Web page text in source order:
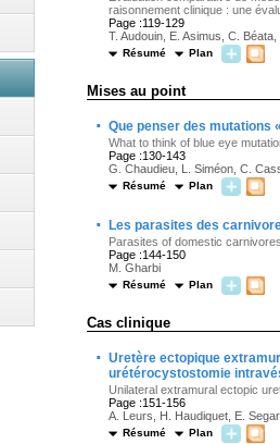
raisonnement clinique : une
Page :119-129
T. Audouin, E. Asimus, C.
Résumé Plan
Mises au point
· Que penser des mutations
What to think of blue eye
Page :130-143
G. Chaudieu, L. Siméon, C.
Résumé Plan
· Les parasites des
Parasites of domestic
Page :144-150
M. Gharbi
Résumé Plan
Cas clinique
· Uretère ectopique
urétérocystostomie
Unilateral extramural ectopic
Page :151-156
A. Leurs, H. Haudiquet, E.
Résumé Plan